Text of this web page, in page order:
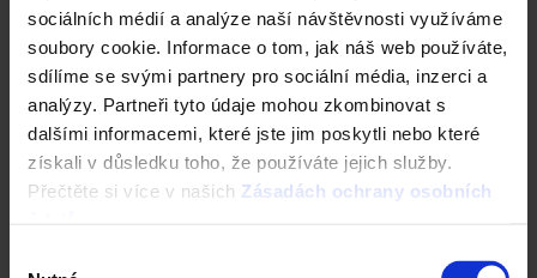
sociálních médií a analýze naší návštěvnosti využíváme
soubory cookie. Informace o tom, jak náš web používáte,
sdílíme se svými partnery pro sociální média, inzerci a
analýzy. Partneři tyto údaje mohou zkombinovat s
dalšími informacemi, které jste jim poskytli nebo které
získali v důsledku toho, že používáte jejich služby.
Přečtěte si více v našich Zásadách ochrany osobních
Zdivo Porotherm
Střecha Tondach
Fasáda Terca
Dlažba Semmelrock